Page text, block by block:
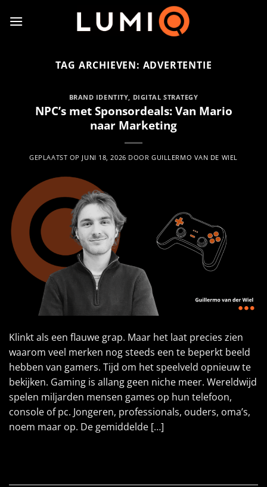
naar
TAG ARCHIEVEN: ADVERTENTIE
BRAND IDENTITY, DIGITAL STRATEGY
NPC’s met Sponsordeals: Van Mario
naar Marketing
GEPLAATST OP JUNI 18, 2026 DOORGUILLERMO VAN DE WIEL
Klinkt als een flauwe grap. Maar het laat precies zien
waarom veel merken nog steeds een te beperkt beeld
hebben van gamers. Tijd om het speelveld opnieuw te
bekijken. Gaming is allang geen niche meer. Wereldwijd
spelen miljarden mensen games op hun telefoon,
console of pc. Jongeren, professionals, ouders, oma’s,
noem maar op. De gemiddelde […]